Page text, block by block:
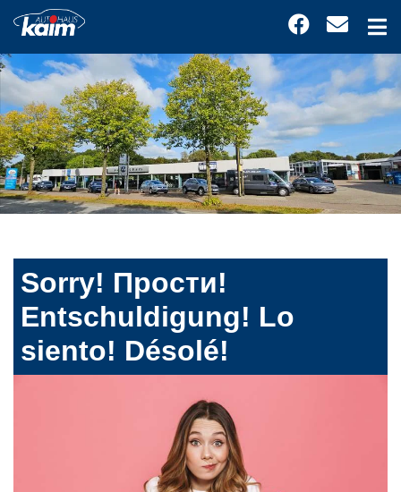
Sorry! Прости!
Entschuldigung! Lo
siento! Désolé!